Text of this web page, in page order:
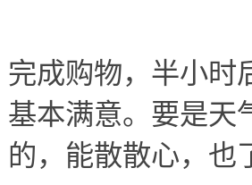
完成购物，半小时
基本满意。要是天
的，能散散心，也